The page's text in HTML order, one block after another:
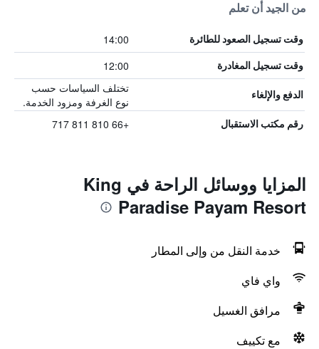
من الجيد أن تعلم
وقت تسجيل الصعود للطائرة 14:00
وقت تسجيل المغادرة 12:00
الدفع والإلغاء
تختلف السياسات حسب
نوع الغرفة ومزود الخدمة.
رقم مكتب الاستقبال +66 810 811 717
المزايا ووسائل الراحة في King
Paradise Payam Resort
خدمة النقل من وإلى المطار
واي فاي
مرافق الغسيل
مع تكييف